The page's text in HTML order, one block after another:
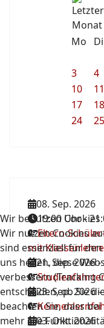
Mo
Di
3
4
10
11
17
18
24
25
08. Sep. 2026
19:00 Uhr-
Eltern-
mit
21. Sep. 2026-
23. Sep. 2026-
03. Okt. 2026
Wir benutzen Cookies
Wir nutzen Cookies
sind essenziell für
uns helfen, diese
verbessern (Tracking
entscheiden, ob Sie
beachten Sie, dass
mehr alle